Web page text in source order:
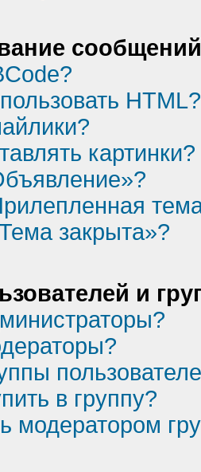
HTML?
картинки?
закрыта»?
и
в группу?
модератором